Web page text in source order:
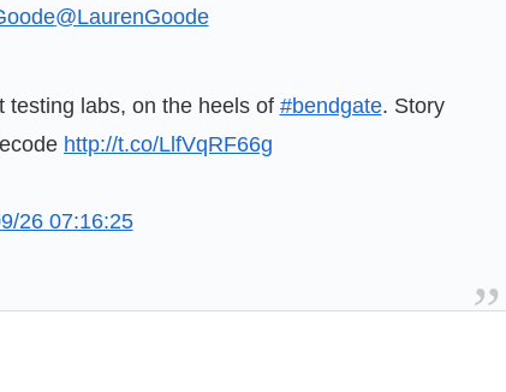
@LaurenGoode
testing labs, on the heels of #bendgate. Story
http://t.co/LlfVqRF66g
26 07:16:25